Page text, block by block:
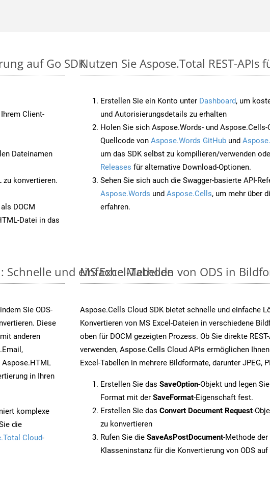
auf Go SDK
Client-
Dateinamen
zu konvertieren.
DOCM
Datei in das
Nutzen Sie Aspose.Total REST-APIs
Erstellen Sie ein Konto unter Dashboard, um
und Autorisierungsdetails zu erhalten
Holen Sie sich Aspose.Words- und Aspose.Cells-
Quellcode von Aspose.Words GitHub und
um das SDK selbst zu kompilieren/verwenden
Releases für alternative Download-Optionen.
Sehen Sie sich auch die Swagger-basierte API-
Aspose.Words und Aspose.Cells, um mehr über
erfahren.
Schnelle und einfache Methode
Sie ODS-
Diese
anderen
Aspose.HTML
in Ihren
komplexe
die
Cloud-
MS Excel-Tabellen von ODS in
Aspose.Cells Cloud SDK bietet schnelle und einfache
Konvertieren von MS Excel-Dateien in verschiedene
oben für DOCM gezeigten Prozess. Ob Sie direkte
verwenden, Aspose.Cells Cloud APIs ermöglichen
Excel-Tabellen in mehrere Bildformate, darunter JPEG,
Erstellen Sie das SaveOption-Objekt und legen
Format mit der SaveFormat-Eigenschaft fest.
Erstellen Sie das Convert Document Request-
zu konvertieren
Rufen Sie die SaveAsPostDocument-Methode
Klasseninstanz für die Konvertierung von ODS auf